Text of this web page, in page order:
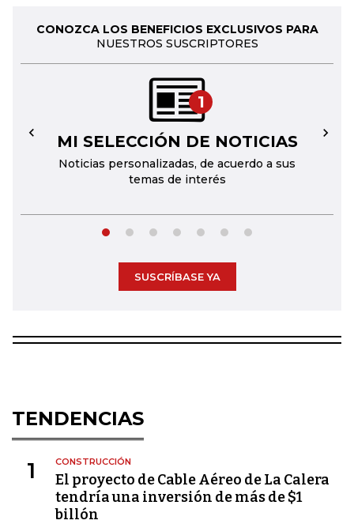
CONOZCA LOS BENEFICIOS EXCLUSIVOS PARA
NUESTROS SUSCRIPTORES
1
MI SELECCIÓN DE NOTICIAS
Noticias personalizadas, de acuerdo a sus
temas de interés
← →
SUSCRÍBASE YA
TENDENCIAS
1 CONSTRUCCIÓN
El proyecto de Cable Aéreo de La Calera
tendría una inversión de más de $1
billón